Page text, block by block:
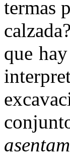
termas
que